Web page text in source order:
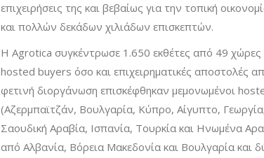
επιχειρήσεις της και βεβαίως για την τοπική
και πολλών δεκάδων χιλιάδων επισκεπτών.
Η Agrotica συγκέντρωσε 1.650 εκθέτες από 49
hosted buyers όσο και επιχειρηματικές αποστολές
φετινή διοργάνωση επισκέφθηκαν μεμονωμένοι
(Αζερμπαϊτζάν, Βουλγαρία, Κύπρο, Αίγυπτο,
Σαουδική Αραβία, Ισπανία, Τουρκία και Ηνωμένα
από Αλβανία, Βόρεια Μακεδονία και Βουλγαρία και